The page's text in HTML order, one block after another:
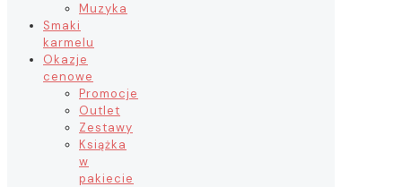
Muzyka
Smaki
karmelu
Okazje
cenowe
Promocje
Outlet
Zestawy
Książka
w
pakiecie